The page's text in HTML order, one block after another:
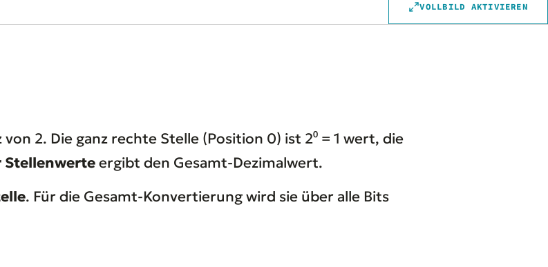
VOLLBILD AKTIVIEREN
von 2. Die ganz rechte Stelle (Position 0) ist 2⁰ = 1 wert, die
Stellenwerteergibt den Gesamt-Dezimalwert.
. Für die Gesamt-Konvertierung wird sie über alle Bits